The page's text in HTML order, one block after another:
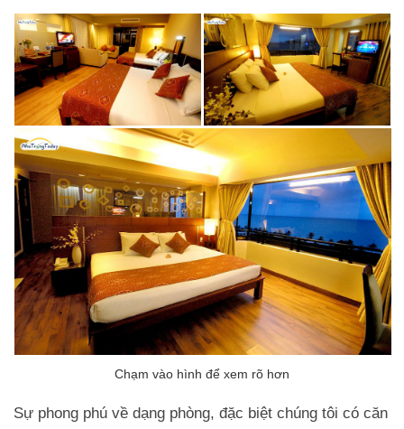
Sự phong phú về dạng phòng, đặc biệt chúng tôi có căn